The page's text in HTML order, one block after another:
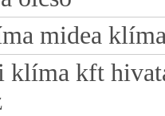
midea
kft